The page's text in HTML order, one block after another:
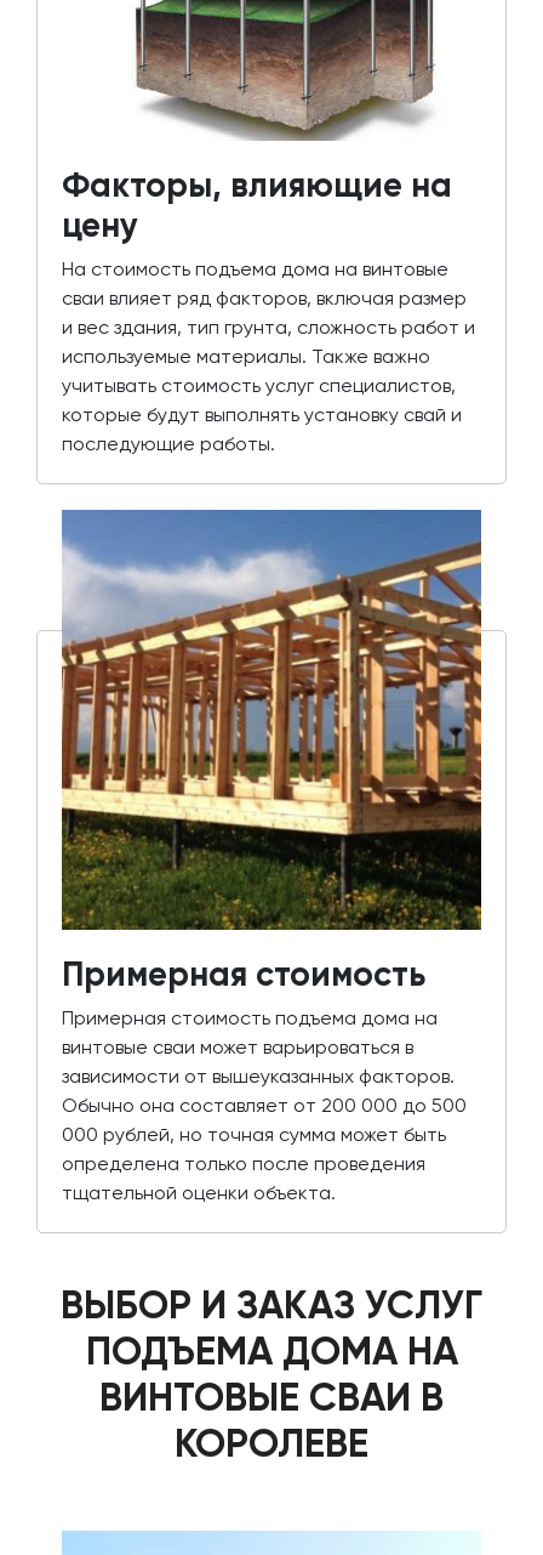
Факторы, влияющие на
цену
На стоимость подъема дома на винтовые
сваи влияет ряд факторов, включая размер
и вес здания, тип грунта, сложность работ и
используемые материалы. Также важно
учитывать стоимость услуг специалистов,
которые будут выполнять установку свай и
последующие работы.
Примерная стоимость
Примерная стоимость подъема дома на
винтовые сваи может варьироваться в
зависимости от вышеуказанных факторов.
Обычно она составляет от 200 000 до 500
000 рублей, но точная сумма может быть
определена только после проведения
тщательной оценки объекта.
ВЫБОР И ЗАКАЗ УСЛУГ
ПОДЪЕМА ДОМА НА
ВИНТОВЫЕ СВАИ В
КОРОЛЕВЕ